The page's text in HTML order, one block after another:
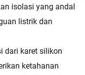
isolasi yang andal
listrik dan
dari karet silikon
ketahanan